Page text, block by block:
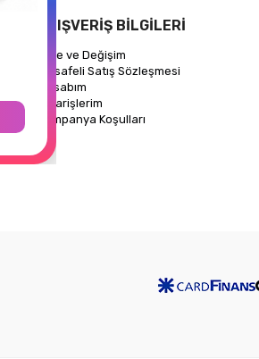
ALIŞVERİŞ BİLGİLERİ
İade ve Değişim
Mesafeli Satış Sözleşmesi
Hesabım
Siparişlerim
Kampanya Koşulları